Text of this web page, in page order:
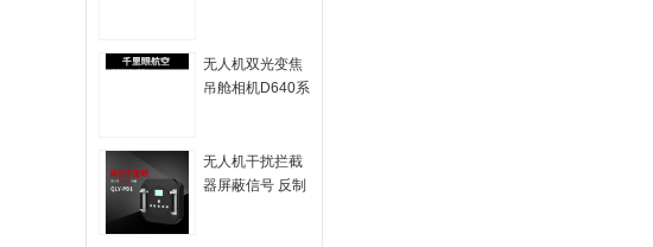
功率
无人机双光变焦
吊舱相机D640系
无人机干扰拦截
器屏蔽信号 反制